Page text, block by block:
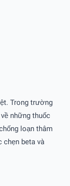
Trong trường
những thuốc
loạn thâm
chẹn beta và